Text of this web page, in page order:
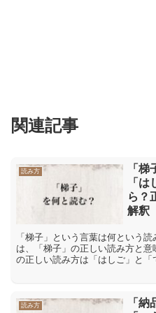
関連記事
読み方
「
「
ら？
解釈
「梯子」という言葉は何という
は、「梯子」の正しい読み方と意
の正しい読み方は「はしご」と
読み方
「